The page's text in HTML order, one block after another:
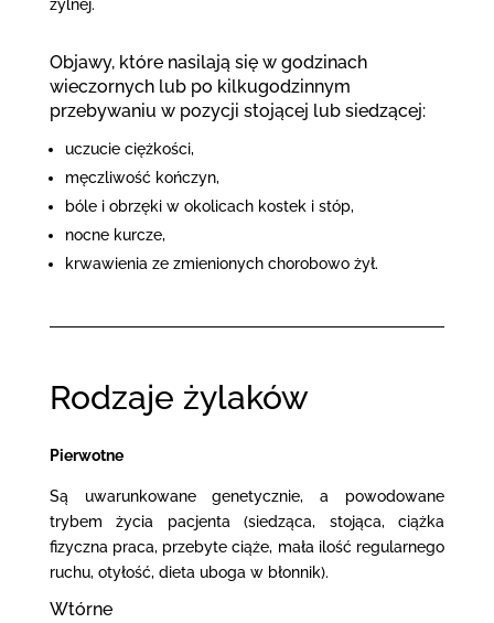
żylnej.
Objawy, które nasilają się w godzinach
wieczornych lub po kilkugodzinnym
przebywaniu w pozycji stojącej lub siedzącej:
uczucie ciężkości,
męczliwość kończyn,
bóle i obrzęki w okolicach kostek i stóp,
nocne kurcze,
krwawienia ze zmienionych chorobowo żył.
Rodzaje żylaków
Pierwotne
Są uwarunkowane genetycznie, a powodowane
trybem życia pacjenta (siedząca, stojąca, ciążka
fizyczna praca, przebyte ciąże, mała ilość regularnego
ruchu, otyłość, dieta uboga w błonnik).
Wtórne